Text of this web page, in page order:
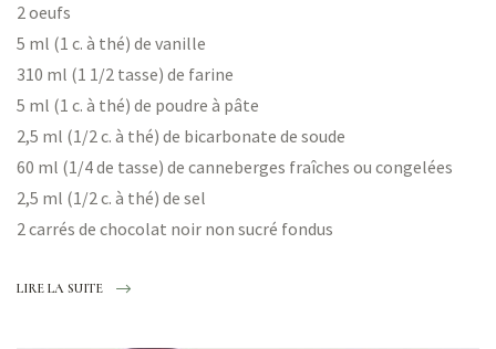
2 oeufs
5 ml (1 c. à thé) de vanille
310 ml (1 1/2 tasse) de farine
5 ml (1 c. à thé) de poudre à pâte
2,5 ml (1/2 c. à thé) de bicarbonate de soude
60 ml (1/4 de tasse) de canneberges fraîches ou congelées
2,5 ml (1/2 c. à thé) de sel
2 carrés de chocolat noir non sucré fondus
LIRE LA SUITE